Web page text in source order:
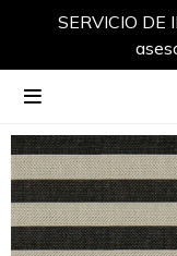
SERVICIO DE
